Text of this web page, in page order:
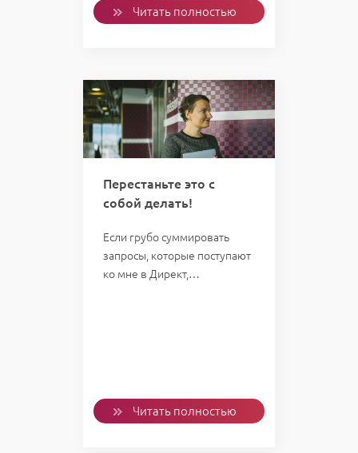
Читать полностью
Перестаньте это с
собой делать!
Если грубо суммировать
запросы, которые поступают
ко мне в Директ,…
Читать полностью